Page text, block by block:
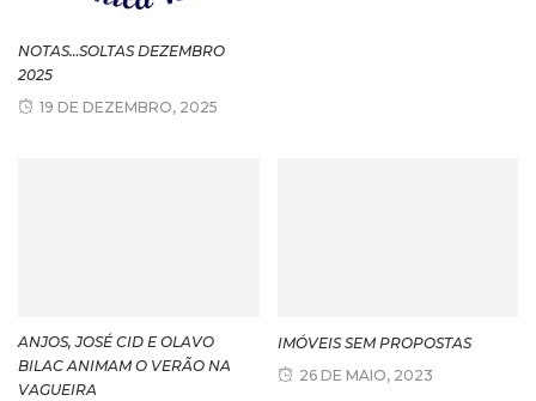
NOTAS…SOLTAS DEZEMBRO
2025
19 DE DEZEMBRO, 2025
ANJOS, JOSÉ CID E OLAVO
BILAC ANIMAM O VERÃO NA
VAGUEIRA
IMÓVEIS SEM PROPOSTAS
26 DE MAIO, 2023